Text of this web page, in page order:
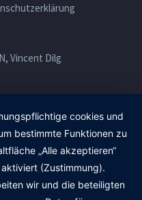
Vincent Dilg
cookies und
bestimmte Funktionen zu
„Alle akzeptieren“
(Zustimmung).
wir und die beteiligten